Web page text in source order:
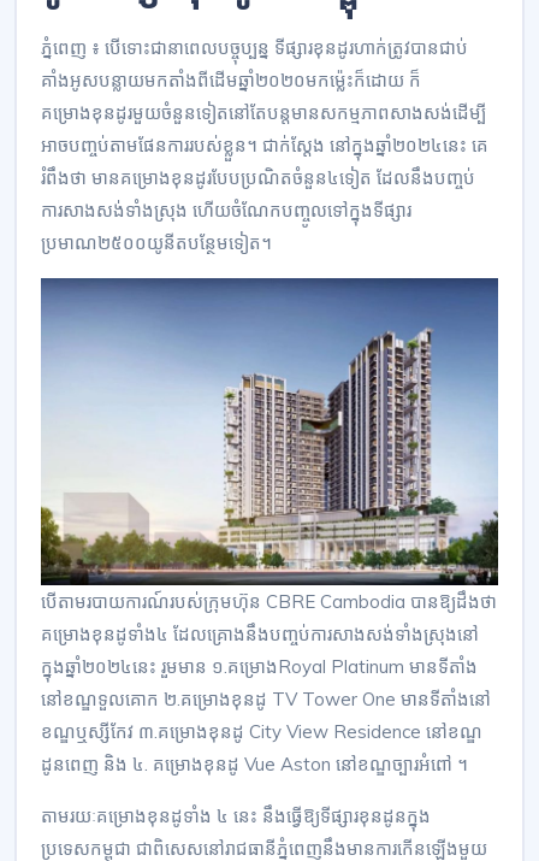
ភ្នំពេញ ៖ បើទោះជានាពេលបច្ចុប្បន្ន ទីផ្សារខុនដូរហាក់ត្រូវបានជាប់
គាំងអូសបន្លាយមកតាំងពីដើមឆ្នាំ២០២០មកម្ល៉េះក៏ដោយ ក៏
គម្រោងខុនដូរមួយចំនួនទៀតនៅតែបន្តមានសកម្មភាពសាងសង់ដើម្បី
អាចបញ្ចប់តាមផែនការរបស់ខ្លួន។ ជាក់ស្ដែង នៅក្នុងឆ្នាំ២០២៤នេះ គេ
រំពឹងថា មានគម្រោងខុនដូរបែបប្រណិតចំនួន៤ទៀត ដែលនឹងបញ្ចប់
ការសាងសង់ទាំងស្រុង ហើយចំណែកបញ្ចូលទៅក្នុងទីផ្សារ
ប្រមាណ២៥០០យូនីតបន្ថែមទៀត។
បើតាមរបាយការណ៍របស់​ក្រុមហ៊ុន​ CBRE Cambodia បានឱ្យដឹងថា
គម្រោង​ខុនដូទាំង៤ ​ដែល​គ្រោងនឹងបញ្ចប់ការសាងសង់ទាំងស្រុងនៅ​
ក្នុងឆ្នាំ២០២៤​នេះ រួមមាន ១.គម្រោង​Royal Platinum មានទីតាំង​
នៅ​ខណ្ឌទួល​គោក ២.គម្រោង​ខុនដូ TV Tower One មានទីតាំង​នៅ
ខណ្ឌ​ឬស្សីកែវ ៣.គម្រោង​ខុនដូ City View Residence នៅខណ្ឌ
ដូនពេញ និង​ ៤. គម្រោង​ខុនដូ ​Vue Aston នៅ​ខណ្ឌច្បារ​អំពៅ​ ។
តាមរយៈគម្រោង​ខុនដូទាំង ៤ ​នេះ នឹង​ធ្វើឱ្យទីផ្សារ​ខុនដូ​នក្នុង​
ប្រទេសកម្ពុជា​ ជាពិសេស​នៅរាជធានីភ្នំពេញ​នឹងមានការកើនឡើងមួយ